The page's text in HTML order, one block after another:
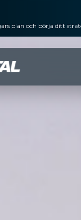
plan och börja ditt